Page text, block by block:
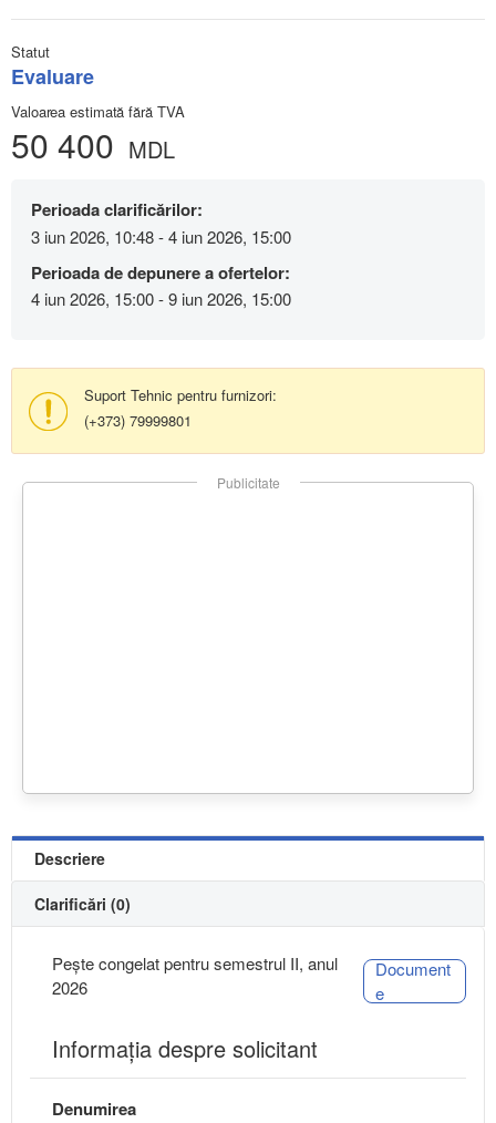
Statut
Evaluare
Valoarea estimată fără TVA
50 400 MDL
Perioada clarificărilor:
3 iun 2026, 10:48 - 4 iun 2026, 15:00
Perioada de depunere a ofertelor:
4 iun 2026, 15:00 - 9 iun 2026, 15:00
Suport Tehnic pentru furnizori:
(+373) 79999801
Publicitate
Descriere
Clarificări (0)
Pește congelat pentru semestrul II, anul
2026
Document
e
Informaţia despre solicitant
Denumirea